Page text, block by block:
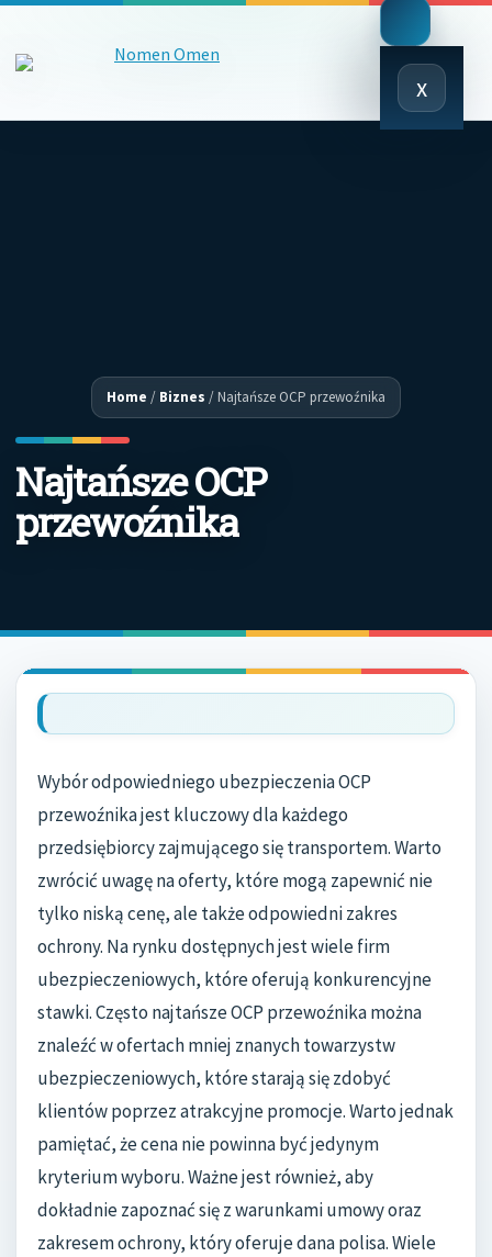
x
Close
Menu
Home / Biznes /Najtańsze OCP przewoźnika
Najtańsze OCP
przewoźnika
Wybór odpowiedniego ubezpieczenia OCP
przewoźnika jest kluczowy dla każdego
przedsiębiorcy zajmującego się transportem. Warto
zwrócić uwagę na oferty, które mogą zapewnić nie
tylko niską cenę, ale także odpowiedni zakres
ochrony. Na rynku dostępnych jest wiele firm
ubezpieczeniowych, które oferują konkurencyjne
stawki. Często najtańsze OCP przewoźnika można
znaleźć w ofertach mniej znanych towarzystw
ubezpieczeniowych, które starają się zdobyć
klientów poprzez atrakcyjne promocje. Warto jednak
pamiętać, że cena nie powinna być jedynym
kryterium wyboru. Ważne jest również, aby
dokładnie zapoznać się z warunkami umowy oraz
zakresem ochrony, który oferuje dana polisa. Wiele